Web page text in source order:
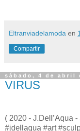
Eltranviadelamoda en
Compartir
sábado, 4 de abril
VIRUS
( 2020 - J.Dell’Aqua
#jdellaqua #art